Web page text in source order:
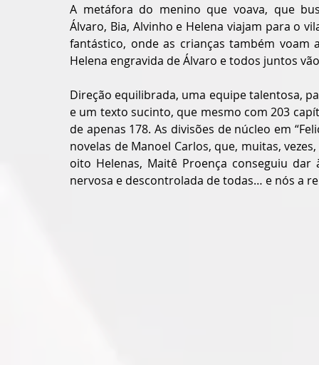
A metáfora do menino que voava, que
Álvaro, Bia, Alvinho e Helena viajam para o
fantástico, onde as crianças também
Helena engravida de Álvaro e todos juntos
Direção equilibrada, uma equipe talentosa,
e um texto sucinto, que mesmo com 203
de apenas 178. As divisões de núcleo em
novelas de Manoel Carlos, que, muitas,
oito Helenas, Maitê Proença conseguiu
nervosa e descontrolada de todas… e nós a